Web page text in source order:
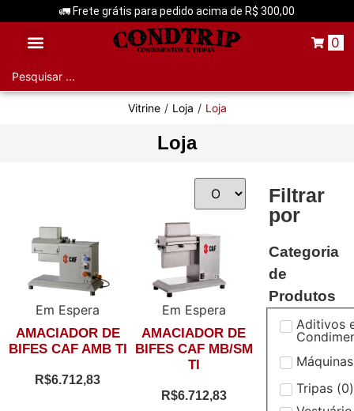
🚛 Frete grátis para pedido acima de R$ 300,00
0
Vitrine / Loja / Loja
Loja
Filtrar
por
Categoria
de
Produtos
Aditivos
Máquinas
Tripas (0)
Em Espera
AMACIADOR DE
BIFES CAF AMB TI
R$6.712,83
Em Espera
AMACIADOR DE
BIFES CAF MB/SM
TI
R$6.712,83